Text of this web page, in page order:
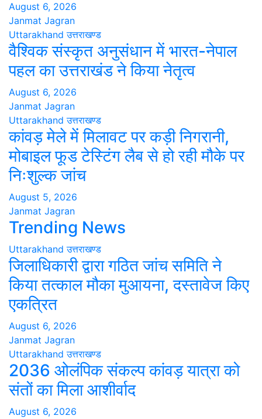
August 6, 2026
Janmat Jagran
Uttarakhand उत्तराखण्ड
वैश्विक संस्कृत अनुसंधान में भारत-नेपाल
पहल का उत्तराखंड ने किया नेतृत्व
August 6, 2026
Janmat Jagran
Uttarakhand उत्तराखण्ड
कांवड़ मेले में मिलावट पर कड़ी निगरानी,
मोबाइल फूड टेस्टिंग लैब से हो रही मौके पर
निःशुल्क जांच
August 5, 2026
Janmat Jagran
Trending News
Uttarakhand उत्तराखण्ड
जिलाधिकारी द्वारा गठित जांच समिति ने
किया तत्काल मौका मुआयना, दस्तावेज किए
एकत्रित
August 6, 2026
Janmat Jagran
Uttarakhand उत्तराखण्ड
2036 ओलंपिक संकल्प कांवड़ यात्रा को
संतों का मिला आशीर्वाद
August 6, 2026